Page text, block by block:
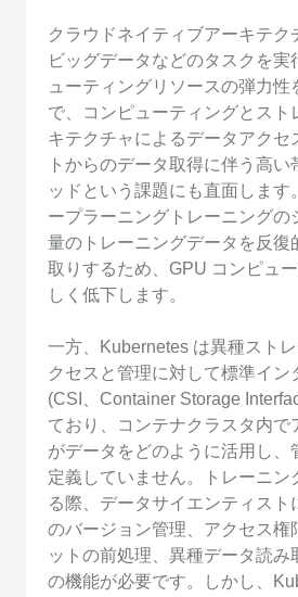
クラウドネイティブアーキテク
ビッグデータなどのタスクを実
ューティングリソースの弾力
で、コンピューティングとスト
キテクチャによるデータアクセ
トからのデータ取得に伴う高
ッドという課題にも直面します
ープラーニングトレーニングの
量のトレーニングデータを反復
取りするため、GPU コンピュ
しく低下します。
一方、Kubernetes は異種スト
クセスと管理に対して標準イン
(CSI、Container Storage
ており、コンテナクラスタ内で
がデータをどのように活用し、
定義していません。トレーニン
る際、データサイエンティスト
のバージョン管理、アクセス権
ットの前処理、異種データ読み
の機能が必要です。しかし、